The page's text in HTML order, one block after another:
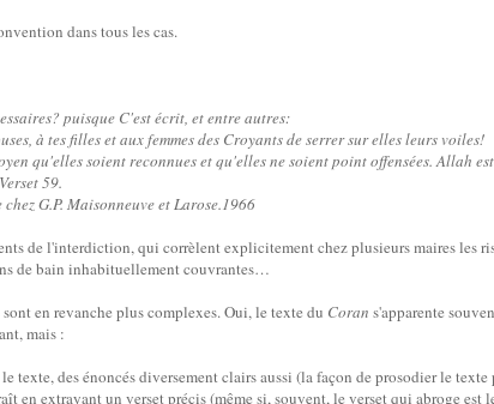
dans tous les cas.
puisque C'est écrit, et entre autres:
à tes filles et aux femmes des Croyants de serrer sur elles leurs voiles!
qu'elles soient reconnues et qu'elles ne soient point offensées. Allah
59.
G.P. Maisonneuve et Larose.1966
de l'interdiction, qui corrèlent explicitement chez plusieurs maires les
de bain inhabituellement couvrantes…
en revanche plus complexes. Oui, le texte du Coran s'apparente
mais :
texte, des énoncés diversement clairs aussi (la façon de prosodier le texte
en extrayant un verset précis (même si, souvent, le verset qui abroge est